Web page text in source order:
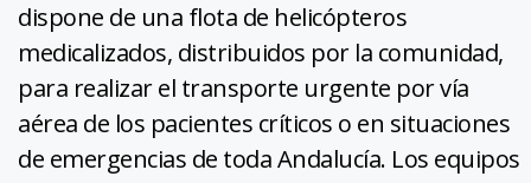
dispone de una flota de helicópteros
medicalizados, distribuidos por la comunidad,
para realizar el transporte urgente por vía
aérea de los pacientes críticos o en situaciones
de emergencias de toda Andalucía. Los equipos